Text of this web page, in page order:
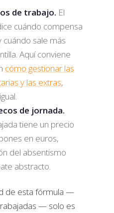
de trabajo. El
cuándo compensa
cuándo sale más
Aquí conviene
cómo gestionar las
y las extras,
de jornada.
tiene un precio
en euros,
del absentismo
abstracto.
de esta fórmula —
— solo es